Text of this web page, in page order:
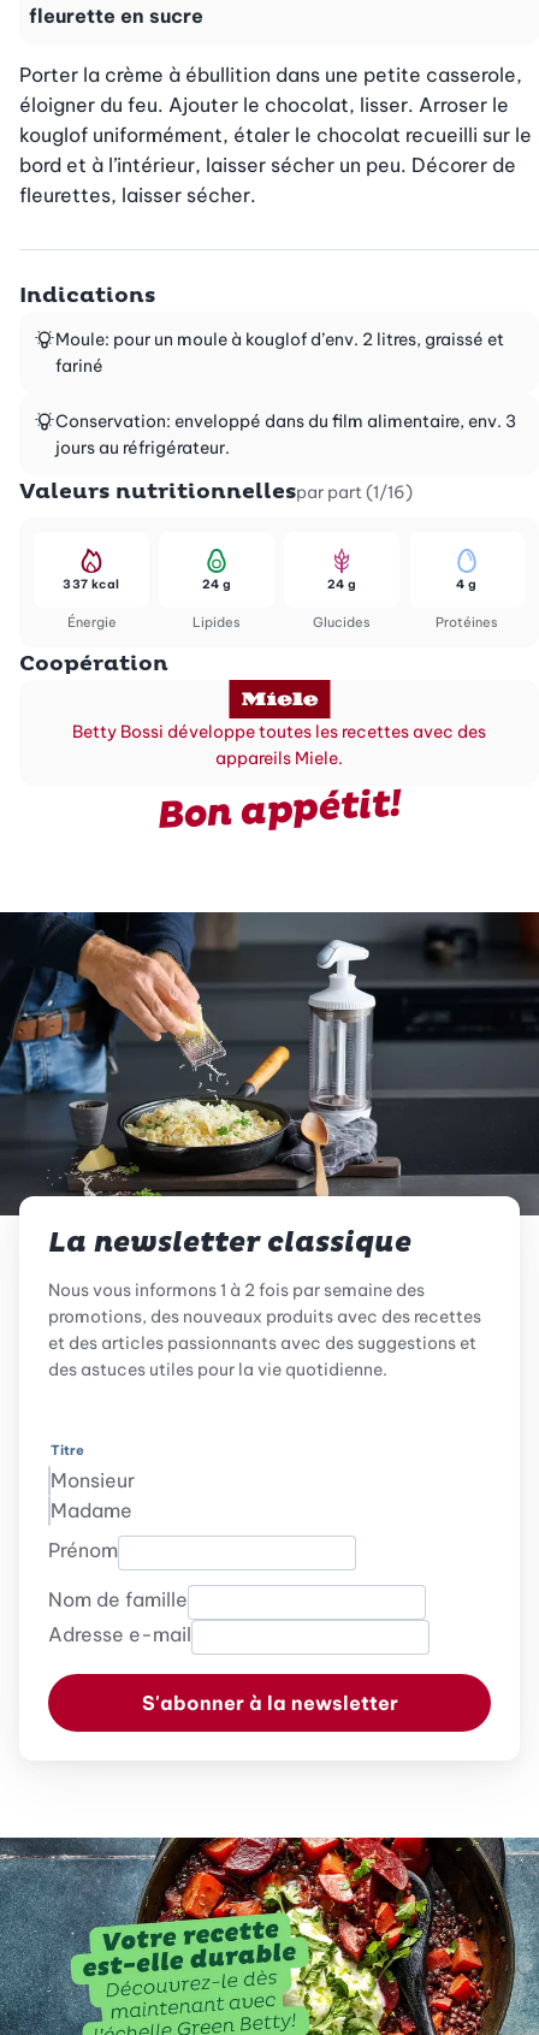
fleurette en sucre
Porter la crème à ébullition dans une petite casserole,
éloigner du feu. Ajouter le chocolat, lisser. Arroser le
kouglof uniformément, étaler le chocolat recueilli sur le
bord et à l’intérieur, laisser sécher un peu. Décorer de
fleurettes, laisser sécher.
Indications
Moule: pour un moule à kouglof d’env. 2 litres, graissé et
fariné
Conservation: enveloppé dans du film alimentaire, env. 3
jours au réfrigérateur.
Valeurs nutritionnellespar part (1/16)
Énergie
337 kcal
Lipides
24 g
Glucides
24 g
Protéines
4 g
Coopération
Betty Bossi développe toutes les recettes avec des
appareils Miele.
Bon appétit!
La newsletter classique
Nous vous informons 1 à 2 fois par semaine des
promotions, des nouveaux produits avec des recettes
et des articles passionnants avec des suggestions et
des astuces utiles pour la vie quotidienne.
Titre
Monsieur
Madame
Prénom
Nom de famille
Adresse e-mail
S'abonner à la newsletter